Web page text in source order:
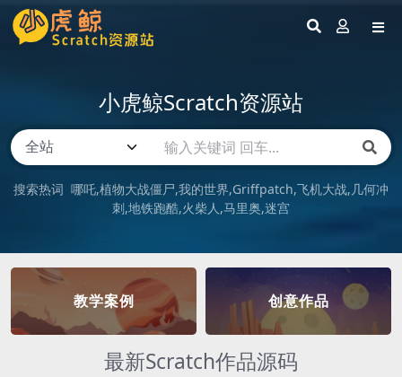
小虎鲸Scratch资源站
搜索热词 哪吒 植物大战僵尸 我的世界 Griffpatch 飞机大战 几何冲
刺 地铁跑酷 火柴人 马里奥 迷宫
教学案例 创意作品
最新Scratch作品源码